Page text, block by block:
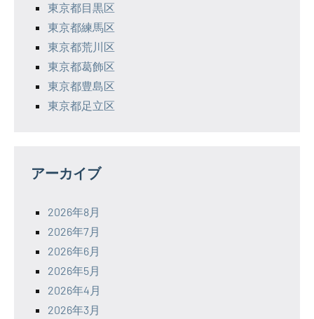
東京都目黒区
東京都練馬区
東京都荒川区
東京都葛飾区
東京都豊島区
東京都足立区
アーカイブ
2026年8月
2026年7月
2026年6月
2026年5月
2026年4月
2026年3月